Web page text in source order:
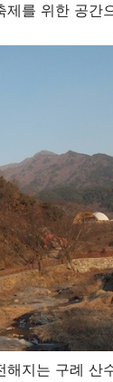
를 위한 공간
지는 구례 산